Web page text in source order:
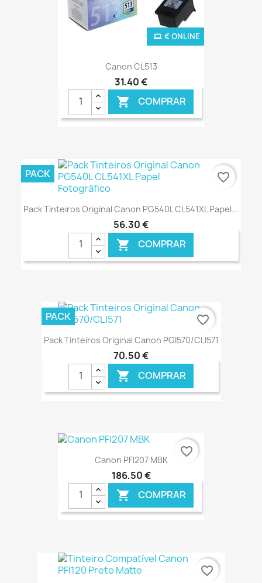
Canon CL513
31,40 €
 COMPRAR
€ ONLINE
Pack Tinteiros Original Canon PG540L CL541XL Papel...
56,30 €
 COMPRAR
PACK favorite_border
Pack Tinteiros Original Canon PGI570/CLI571
70,50 €
 COMPRAR
PACK favorite_border
Canon PFI207 MBK
186,50 €
 COMPRAR
€ ONLINE
favorite_border
favorite_border